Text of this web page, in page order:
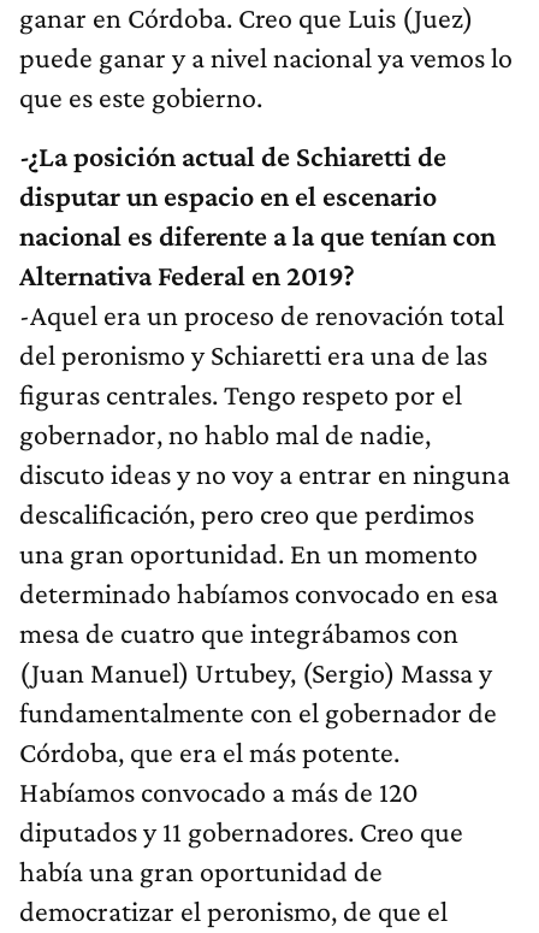
ganar en Córdoba. Creo que Luis (Juez)
puede ganar y a nivel nacional ya vemos lo
que es este gobierno.
-¿La posición actual de Schiaretti de
disputar un espacio en el escenario
nacional es diferente a la que tenían con
Alternativa Federal en 2019?
-Aquel era un proceso de renovación total
del peronismo y Schiaretti era una de las
figuras centrales. Tengo respeto por el
gobernador, no hablo mal de nadie,
discuto ideas y no voy a entrar en ninguna
descalificación, pero creo que perdimos
una gran oportunidad. En un momento
determinado habíamos convocado en esa
mesa de cuatro que integrábamos con
(Juan Manuel) Urtubey, (Sergio) Massa y
fundamentalmente con el gobernador de
Córdoba, que era el más potente.
Habíamos convocado a más de 120
diputados y 11 gobernadores. Creo que
había una gran oportunidad de
democratizar el peronismo, de que el